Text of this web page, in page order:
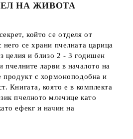
НА ЖИВОТА
който се отделя от
се храни пчелната царица
целия и близо 2 - 3 годишен
пчелните ларви в началото на
продукт с хормоноподобна и
Книгата, която е в комплекта
пчелното млечице като
ефекг и начин на